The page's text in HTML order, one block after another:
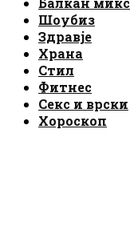
Шоубиз
Здравје
Храна
Стил
Фитнес
Секс и врски
Хороскоп